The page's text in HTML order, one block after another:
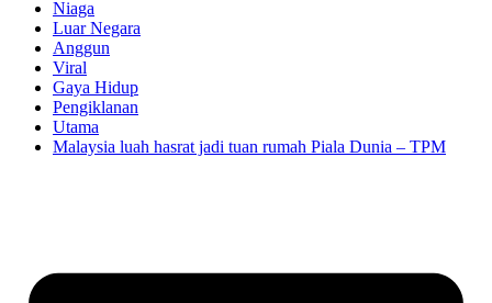
Niaga
Luar Negara
Anggun
Viral
Gaya Hidup
Pengiklanan
Utama
Malaysia luah hasrat jadi tuan rumah Piala Dunia – TPM